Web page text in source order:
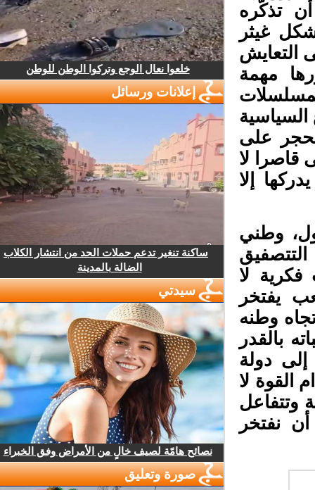
تذكّره
غيثر
التعايش
مهمة
على
لا
إلا
وطني
لا
يفتخر
وطنه
بالقدر
دولة
لا
وتتفاعل
نفتخر
خلعوا نعال الوجع وتركوا الوطن للوطن
إعلانات ورسائل
ساكنة تنغير تدعم حملات الحد من انتشار الكلاب
الضالة بالمدينة
سيدتي
نصائح هامّة لصيف خالٍ من الأمراض وفق الخبراء
صورة وتعليق